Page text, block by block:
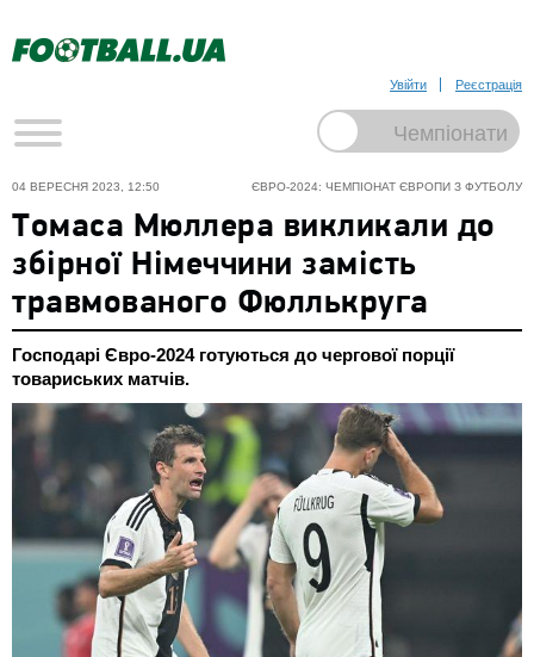
Увійти Реєстрація
ЄВРО-2024: ЧЕМПІОНАТ ЄВРОПИ З ФУТБОЛУ
04 ВЕРЕСНЯ 2023, 12:50
Томаса Мюллера викликали до
збірної Німеччини замість
травмованого Фюллькруга
Господарі Євро-2024 готуються до чергової порції
товариських матчів.